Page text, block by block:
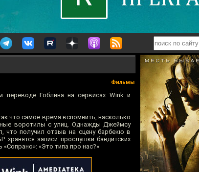
Фильмы
Гоблина на сервисах Wink и
что самое время вспомнить, насколько
воротилы с улиц. Однажды Джеймсу
что получил отзыв на сцену барбекю в
записи прослушки бандитских
«Это типа про нас?»